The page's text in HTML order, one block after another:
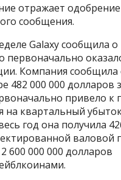
отражает одобрение
сообщения.
Galaxy сообщила
первоначально
Компания сообщила
482 000 000 долларов
привело к
на квартальный
год она получила
валовой
600 000 000 долларов